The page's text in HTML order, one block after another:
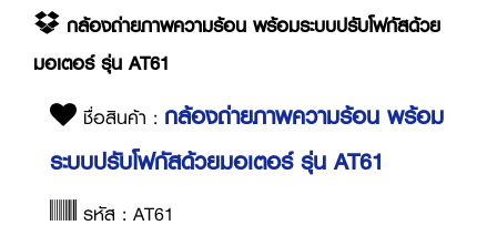
กล้องถ่ายภาพความร้อน พร้อมระบบปรับโฟกัสด้วย
มอเตอร์ รุ่น AT61
ชื่อสินค้า : กล้องถ่ายภาพความร้อน พร้อม
ระบบปรับโฟกัสด้วยมอเตอร์ รุ่น AT61
รหัส : AT61